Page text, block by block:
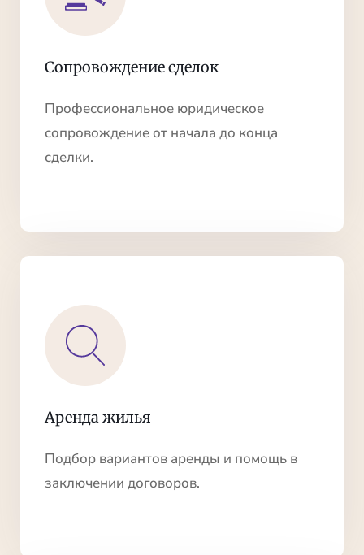
Сопровождение сделок
Профессиональное юридическое
сопровождение от начала до конца
сделки.
Аренда жилья
Подбор вариантов аренды и помощь в
заключении договоров.